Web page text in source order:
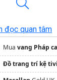
đọc quan tâm
Mua vang Pháp
Đồ trang trí kệ